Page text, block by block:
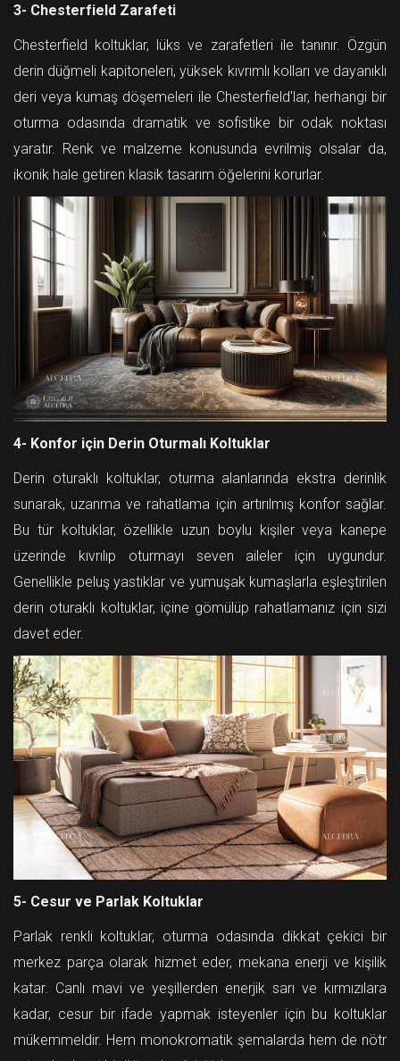
3- Chesterfield Zarafeti
Chesterfield koltuklar, lüks ve zarafetleri ile tanınır. Özgün
derin düğmeli kapitoneleri, yüksek kıvrımlı kolları ve dayanıklı
deri veya kumaş döşemeleri ile Chesterfield'lar, herhangi bir
oturma odasında dramatik ve sofistike bir odak noktası
yaratır. Renk ve malzeme konusunda evrilmiş olsalar da,
ikonik hale getiren klasik tasarım öğelerini korurlar.
4- Konfor için Derin Oturmalı Koltuklar
Derin oturaklı koltuklar, oturma alanlarında ekstra derinlik
sunarak, uzanma ve rahatlama için artırılmış konfor sağlar.
Bu tür koltuklar, özellikle uzun boylu kişiler veya kanepe
üzerinde kıvrılıp oturmayı seven aileler için uygundur.
Genellikle peluş yastıklar ve yumuşak kumaşlarla eşleştirilen
derin oturaklı koltuklar, içine gömülüp rahatlamanız için sizi
davet eder.
5- Cesur ve Parlak Koltuklar
Parlak renkli koltuklar, oturma odasında dikkat çekici bir
merkez parça olarak hizmet eder, mekana enerji ve kişilik
katar. Canlı mavi ve yeşillerden enerjik sarı ve kırmızılara
kadar, cesur bir ifade yapmak isteyenler için bu koltuklar
mükemmeldir. Hem monokromatik şemalarda hem de nötr